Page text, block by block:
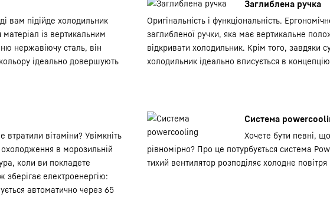
вам підійде холодильник
із вертикальним
нержавіючу сталь, він
кольору ідеально довершують
Заглиблена ручка
Оригінальність і функціональність.
заглибленої ручки, яка має вертикальне
відкривати холодильник. Крім того, завдяки
холодильник ідеально вписується в
вітаміни? Увімкніть
в морозильній
коли ви покладете
електроенергію:
автоматично через 65
Система
Хочете бути певні,
рівномірно? Про це потурбується система
тихий вентилятор розподіляє холодне